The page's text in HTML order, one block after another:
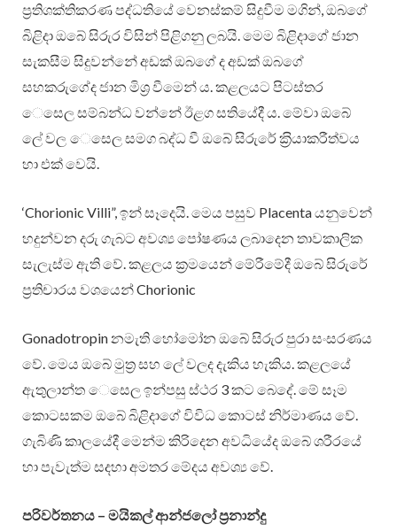
ප‍්‍රතිශක්තිකරණ පද්ධතියේ වෙනස්කම් සිදුවීම මගින්, ඔබගේ
බිළිදා ඔබේ සිරුර විසින් පිළිගනු ලබයි. මෙම බිළිදාගේ ජාන
සැකසීම සිදුවන්නේ අඩක් ඔබගේ ද අඩක් ඔබගේ
සහකරුගේද ජාන මිශ‍්‍ර වීමෙන් ය. කළලයට පිටස්තර
ෙසෙල සම්බන්ධ වන්නේ ඊළග සතියේදී ය. මේවා ඔබේ
ලේ වල ෙසෙල සමග බද්ධ වී ඔබේ සිරුරේ ක‍්‍රියාකරීත්වය
හා එක් වෙයි.
‘Chorionic Villi”, ඉන් සෑදෙයි. මෙය පසුව Placenta යනුවෙන්
හදුන්වන දරු ගැබට අවශ්‍ය පෝෂණය ලබාදෙන තාවකාලික
සැලැස්ම ඇති වේ. කළලය ක‍්‍රමයෙන් මේරීමේදී ඔබේ සිරුරේ
ප‍්‍රතිචාරය වශයෙන් Chorionic
Gonadotropin නමැති හෝමෝන ඔබේ සිරුර පුරා සංසරණය
වේ. මෙය ඔබේ මුත‍්‍ර සහ ලේ වලද දැකිය හැකිය. කළලයේ
ඇතුලාන්ත ෙසෙල ඉන්පසු ස්ථර 3 කට බෙදේ. මේ සෑම
කොටසකම ඔබේ බිළිදාගේ විවිධ කොටස් නිර්මාණය වේ.
ගැබිණි කාලයේදී මෙන්ම කිරිදෙන අවධියේද ඔබේ ශරීරයේ
හා පැවැත්ම සදහා අමතර මේදය අවශ්‍ය වේ.
පරිවර්තනය – මයිකල් ආන්ජලෝ ප‍්‍රනාන්දු